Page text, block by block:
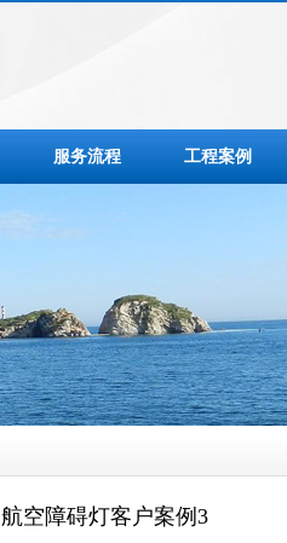
服务流程 工程案例
航空障碍灯客户案例3